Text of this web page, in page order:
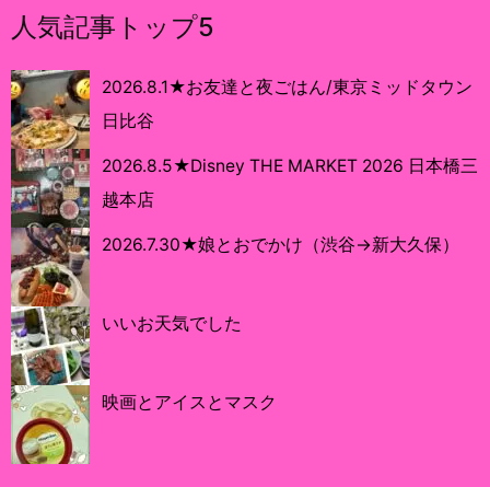
人気記事トップ5
2026.8.1★お友達と夜ごはん/東京ミッドタウン
日比谷
2026.8.5★Disney THE MARKET 2026 日本橋三
越本店
2026.7.30★娘とおでかけ（渋谷→新大久保）
いいお天気でした
映画とアイスとマスク